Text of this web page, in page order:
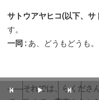
サトウアヤヒコ(以下、サ
す。
一同 : あ、どうもどうも。
――それでは、らくださ